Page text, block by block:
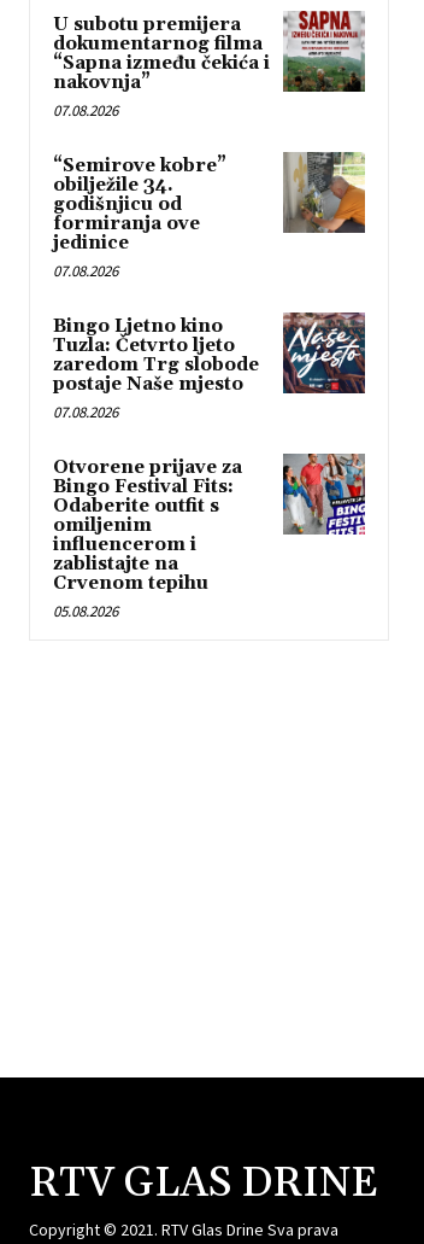
U subotu premijera
dokumentarnog filma
“Sapna između čekića i
nakovnja”
07.08.2026
“Semirove kobre”
obilježile 34.
godišnjicu od
formiranja ove
jedinice
07.08.2026
Bingo Ljetno kino
Tuzla: Četvrto ljeto
zaredom Trg slobode
postaje Naše mjesto
07.08.2026
Otvorene prijave za
Bingo Festival Fits:
Odaberite outfit s
omiljenim
influencerom i
zablistajte na
Crvenom tepihu
05.08.2026
RTV GLAS DRINE
Copyright © 2021. RTV Glas Drine Sva prava